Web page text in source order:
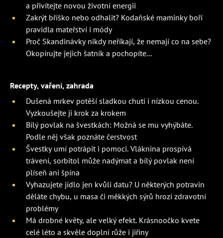
a přivítejte novou životní energii
Zakrýt bříško nebo odhalit? Kodaňské maminky boří
pravidla mateřství i módy
Proč Skandinávky nikdy neříkají, že nemají co na sebe?
Okopírujte jejich šatník a pochopíte...
Recepty, vaření, zahrada
Dušená mrkev potěší sladkou chutí i nízkou cenou.
Vyzkoušejte ji krok za krokem
Bílý povlak na švestkách: Možná se mu vyhýbáte.
Podle něj však poznáte čerstvost
Švestky umí potrápit i pomoci. Vláknina prospívá
trávení, sorbitol může nadýmat a bílý povlak není
plíseň ani špína
Vyhazujete jídlo jen kvůli datu? U některých potravin
děláte chybu, u masa či měkkých sýrů hrozí zdravotní
problémy
Má drobné květy, ale velký efekt. Krásnoočko kvete
celé léto a skvěle doplní růže i jiřiny